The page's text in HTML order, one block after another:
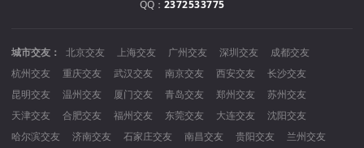
QQ： 2372533775
城市交友： 北京交友 上海交友 广州交友 深圳交友
成都交友
杭州交友
重庆交友 武汉交友 南京交友 西安交友
长沙交友
昆明交友
温州交友 厦门交友 青岛交友 郑州交友
苏州交友
天津交友
合肥交友 福州交友 东莞交友 大连交友
沈阳交友
哈尔滨交友
济南交友 石家庄交友 南昌交友 贵阳交友 兰州交友